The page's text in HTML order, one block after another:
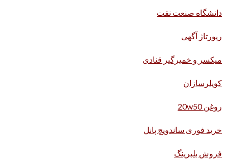
دانشگاه صنعت نفت
رپورتاژ آگهی
میکسر و خمیرگیر قنادی
کوپلرسازان
روغن 20w50
خرید فوری ساندویچ پانل
فروش بلبرینگ